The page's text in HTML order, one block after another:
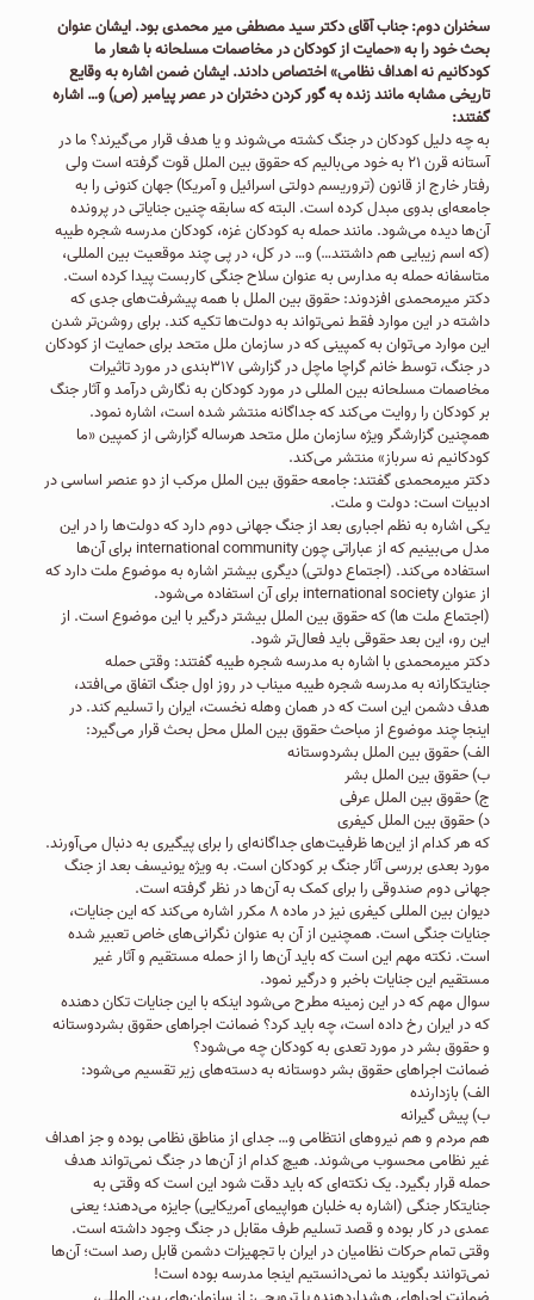
سخنران دوم: جناب آقای دکتر سید مصطفی میر محمدی بود. ایشان عنوان
بحث خود را به «حمایت از کودکان در مخاصمات مسلحانه با شعار ما
کودکانیم نه اهداف نظامی» اختصاص دادند. ایشان ضمن اشاره به وقایع
تاریخی مشابه مانند زنده به گور کردن دختران در عصر پیامبر (ص) و… اشاره
گفتند:
به چه دلیل کودکان در جنگ کشته می‌شوند و یا هدف قرار می‌گیرند؟ ما در
آستانه قرن ۲۱ به خود می‌بالیم که حقوق بین الملل قوت گرفته است ولی
رفتار خارج از قانون (تروریسم دولتی اسرائیل و آمریکا) جهان کنونی را به
جامعه‌ای بدوی مبدل کرده است. البته که سابقه چنین جنایاتی در پرونده
آن‌ها دیده می‌شود. مانند حمله به کودکان غزه، کودکان مدرسه شجره طیبه
(که اسم زیبایی هم داشتند…) و… در کل، در پی چند موقعیت بین المللی،
متاسفانه حمله به مدارس به عنوان سلاح جنگی کاربست پیدا کرده است.
دکتر میرمحمدی افزدوند: حقوق بین الملل با همه پیشرفت‌های جدی که
داشته در این موارد فقط نمی‌تواند به دولت‌ها تکیه کند. برای روشن‌تر شدن
این موارد می‌توان به کمپینی که در سازمان ملل متحد برای حمایت از کودکان
در جنگ، توسط خانم گراچا ماچل در گزارشی ۳۱۷بندی در مورد تاثیرات
مخاصمات مسلحانه بین المللی در مورد کودکان به نگارش درآمد و آثار جنگ
بر کودکان را روایت می‌کند که جداگانه منتشر شده است، اشاره نمود.
همچنین گزارشگر ویژه سازمان ملل متحد هرساله گزارشی از کمپین «ما
کودکانیم نه سرباز» منتشر می‌کند.
دکتر میرمحمدی گفتند: جامعه حقوق بین الملل مرکب از دو عنصر اساسی در
ادبیات است: دولت و ملت.
یکی اشاره به نظم اجباری بعد از جنگ جهانی دوم دارد که دولت‌ها را در این
مدل می‌بینیم که از عباراتی چون international community برای آن‌ها
استفاده می‌کند. (اجتماع دولتی) دیگری بیشتر اشاره به موضوع ملت دارد که
از عنوان international society برای آن استفاده می‌شود.
(اجتماع ملت ها) که حقوق بین الملل بیشتر درگیر با این موضوع است. از
این رو، این بعد حقوقی باید فعال‌تر شود.
دکتر میرمحمدی با اشاره به مدرسه شجره طیبه گفتند: وقتی حمله
جنایتکارانه به مدرسه شجره طیبه میناب در روز اول جنگ اتفاق می‌افتد،
هدف دشمن این است که در همان وهله نخست، ایران را تسلیم کند. در
اینجا چند موضوع از مباحث حقوق بین الملل محل بحث قرار می‌گیرد:
الف) حقوق بین الملل بشردوستانه
ب) حقوق بین الملل بشر
ج) حقوق بین الملل عرفی
د) حقوق بین الملل کیفری
که هر کدام از این‌ها ظرفیت‌های جداگانه‌ای را برای پیگیری به دنبال می‌آورند.
مورد بعدی بررسی آثار جنگ بر کودکان است. به ویژه یونیسف بعد از جنگ
جهانی دوم صندوقی را برای کمک به آن‌ها در نظر گرفته است.
دیوان بین المللی کیفری نیز در ماده ۸ مکرر اشاره می‌کند که این جنایات،
جنایات جنگی است. همچنین از آن به عنوان نگرانی‌های خاص تعبیر شده
است. نکته مهم این است که باید آن‌ها را از حمله مستقیم و آثار غیر
مستقیم این جنایات باخبر و درگیر نمود.
سوال مهم که در این زمینه مطرح می‌شود اینکه با این جنایات تکان دهنده
که در ایران رخ داده است، چه باید کرد؟ ضمانت اجراهای حقوق بشردوستانه
و حقوق بشر در مورد تعدی به کودکان چه می‌شود؟
ضمانت اجراهای حقوق بشر دوستانه به دسته‌های زیر تقسیم می‌شود:
الف) بازدارنده
ب) پیش گیرانه
هم مردم و هم نیروهای انتظامی و… جدای از مناطق نظامی بوده و جز اهداف
غیر نظامی محسوب می‌شوند. هیچ کدام از آن‌ها در جنگ نمی‌تواند هدف
حمله قرار بگیرد. یک نکته‌ای که باید دقت شود این است که وقتی به
جنایتکار جنگی (اشاره به خلبان هواپیمای آمریکایی) جایزه می‌دهند؛ یعنی
عمدی در کار بوده و قصد تسلیم طرف مقابل در جنگ وجود داشته است.
وقتی تمام حرکات نظامیان در ایران با تجهیزات دشمن قابل رصد است؛ آن‌ها
نمی‌توانند بگویند ما نمی‌دانستیم اینجا مدرسه بوده است!